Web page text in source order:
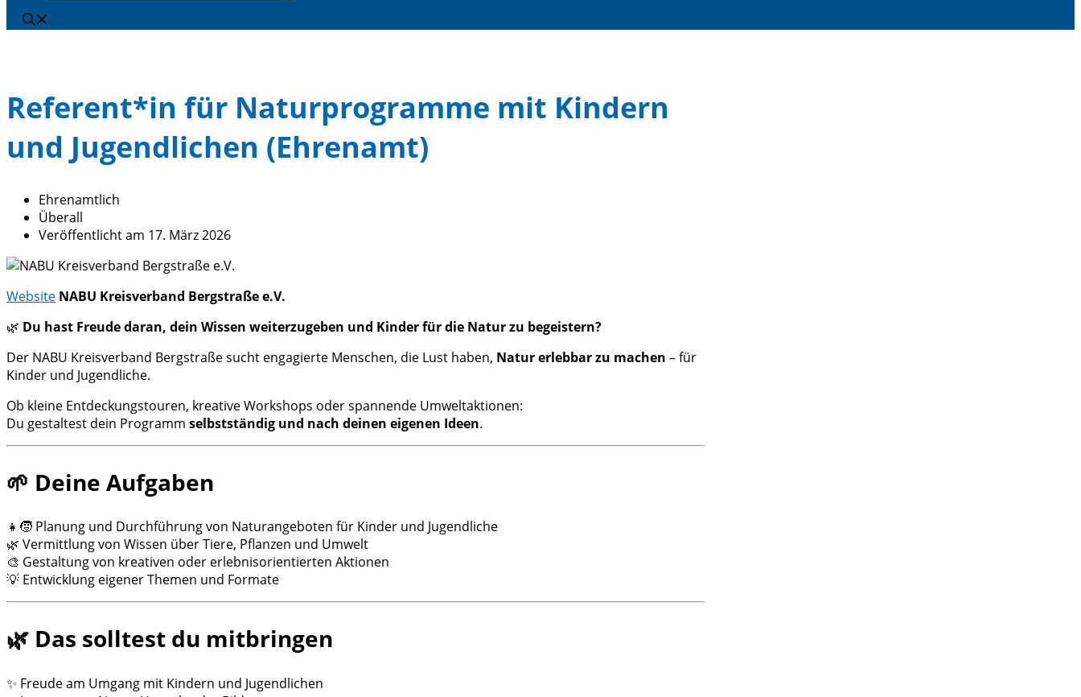
Referent*in für Naturprogramme mit Kindern
und Jugendlichen (Ehrenamt)
Ehrenamtlich
Überall
Veröffentlicht am 17. März 2026
Website NABU Kreisverband Bergstraße e.V.
🌿 Du hast Freude daran, dein Wissen weiterzugeben und Kinder für die Natur zu begeistern?
Der NABU Kreisverband Bergstraße sucht engagierte Menschen, die Lust haben, Natur erlebbar zu machen – für
Kinder und Jugendliche.
Ob kleine Entdeckungstouren, kreative Workshops oder spannende Umweltaktionen:
Du gestaltest dein Programm selbstständig und nach deinen eigenen Ideen.
🌱 Deine Aufgaben
👧🧒 Planung und Durchführung von Naturangeboten für Kinder und Jugendliche
🌿 Vermittlung von Wissen über Tiere, Pflanzen und Umwelt
🎨 Gestaltung von kreativen oder erlebnisorientierten Aktionen
💡 Entwicklung eigener Themen und Formate
🌿 Das solltest du mitbringen
✨ Freude am Umgang mit Kindern und Jugendlichen